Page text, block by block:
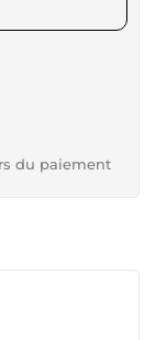
du paiement